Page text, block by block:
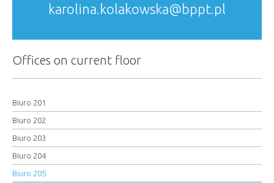
karolina.kolakowska@bppt.pl
Offices on current floor
Biuro 201
Biuro 202
Biuro 203
Biuro 204
Biuro 205